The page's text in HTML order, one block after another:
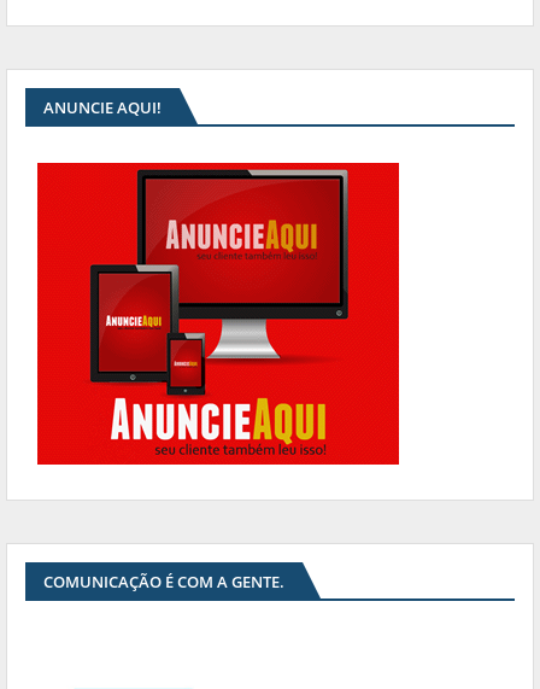
ANUNCIE AQUI!
COMUNICAÇÃO É COM A GENTE.